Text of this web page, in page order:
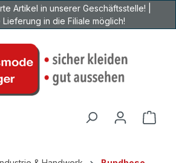
Artikel in unserer Geschäftsstelle! |
Lieferung in die Filiale möglich!